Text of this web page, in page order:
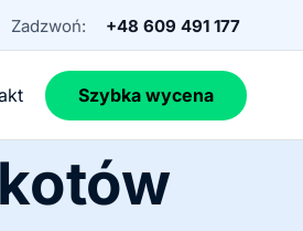
Zadzwoń: +48 609 491 177
Szybka wycena